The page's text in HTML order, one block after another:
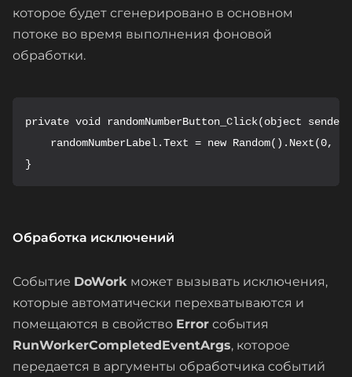
которое будет сгенерировано в основном
потоке во время выполнения фоновой
обработки.
private void randomNumberButton_Click(object
randomNumberLabel.Text = new Random().Next(0,
}
Обработка исключений
Событие DoWork может вызывать исключения,
которые автоматически перехватываются и
помещаются в свойство Error события
RunWorkerCompletedEventArgs, которое
передается в аргументы обработчика событий